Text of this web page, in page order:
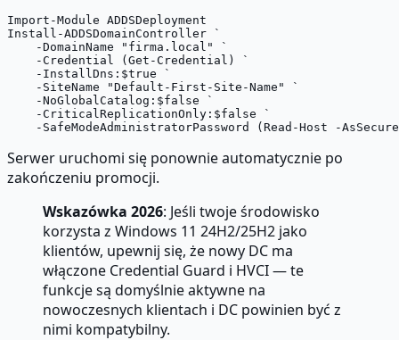
Import-Module ADDSDeployment
Install-ADDSDomainController `
    -DomainName "firma.local" `
    -Credential (Get-Credential) `
    -InstallDns:$true `
    -SiteName "Default-First-Site-Name" `
    -NoGlobalCatalog:$false `
    -CriticalReplicationOnly:$false `
Serwer uruchomi się ponownie automatycznie po
zakończeniu promocji.
Wskazówka 2026: Jeśli twoje środowisko
korzysta z Windows 11 24H2/25H2 jako
klientów, upewnij się, że nowy DC ma
włączone Credential Guard i HVCI — te
funkcje są domyślnie aktywne na
nowoczesnych klientach i DC powinien być z
nimi kompatybilny.